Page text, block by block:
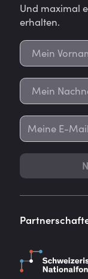
Und maximal
erhalten.